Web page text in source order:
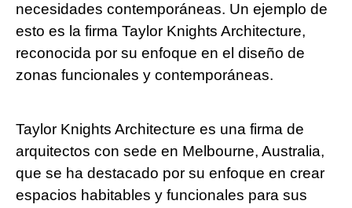
necesidades contemporáneas. Un ejemplo de
esto es la firma Taylor Knights Architecture,
reconocida por su enfoque en el diseño de
zonas funcionales y contemporáneas.
Taylor Knights Architecture es una firma de
arquitectos con sede en Melbourne, Australia,
que se ha destacado por su enfoque en crear
espacios habitables y funcionales para sus